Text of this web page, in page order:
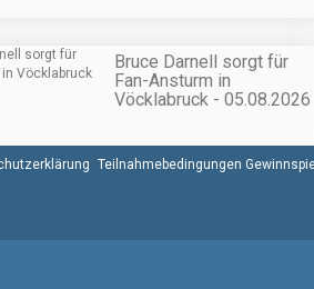
Bruce Darnell sorgt für
Fan-Ansturm in
Vöcklabruck - 05.08.2026
Teilnahmebedingungen